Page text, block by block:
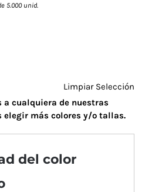
5.000 unid.
Limpiar Selección
a cualquiera de nuestras
elegir más colores y/o tallas.
del color